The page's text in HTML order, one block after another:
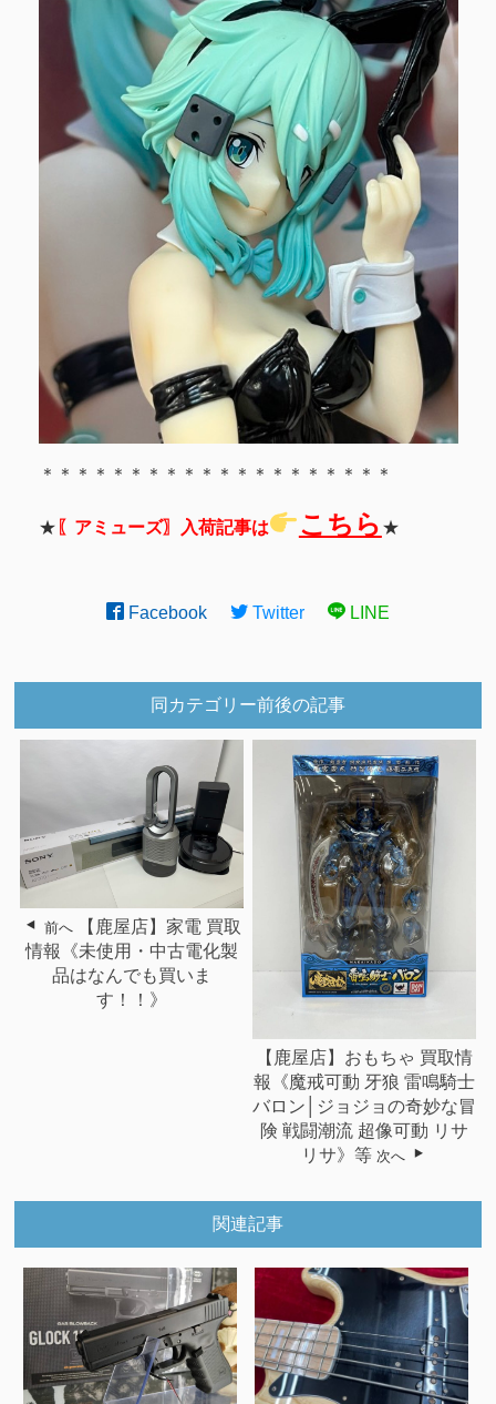
＊＊＊＊＊＊＊＊＊＊＊＊＊＊＊＊＊＊＊＊
★ 〖アミューズ〗入荷記事は こちら ★
Facebook Twitter LINE
同カテゴリー前後の記事
前へ
【鹿屋店】家電 買取
情報《未使用・中古電化製
品はなんでも買いま
す！！》
【鹿屋店】おもちゃ 買取情
報《魔戒可動 牙狼 雷鳴騎士
バロン│ジョジョの奇妙な冒
険 戦闘潮流 超像可動 リサ
リサ》等 次へ
関連記事